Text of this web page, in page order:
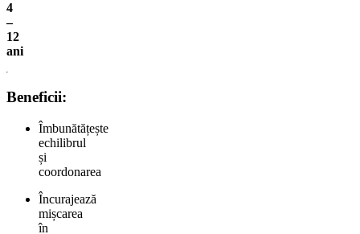
4
–
12
ani
Beneficii:
Îmbunătățește
echilibrul
și
coordonarea
Încurajează
mișcarea
în